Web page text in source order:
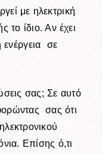
με ηλεκτρική
το ίδιο. Αν έχει
ενέργεια σε
σας; Σε αυτό
σας ότι
Επίσης ό,τι